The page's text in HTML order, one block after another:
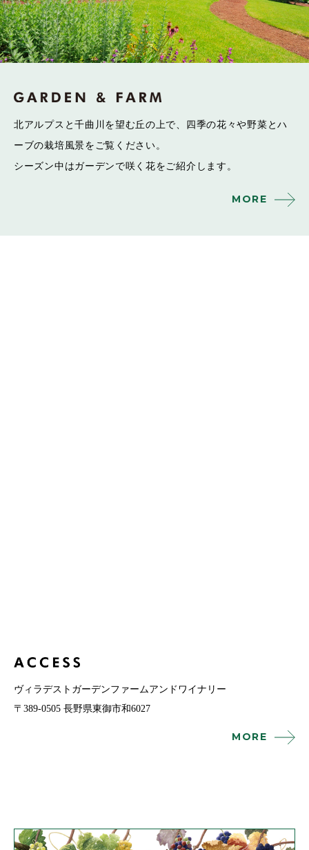
北アルプスと千曲川を望む丘の上で、
四季の花々や野菜とハ
ーブの栽培風景をご覧ください。
シーズン中はガーデンで咲く花をご紹介します。
MORE
ヴィラデストガーデンファームアンドワイナリー
〒389-0505 長野県東御市和6027
MORE